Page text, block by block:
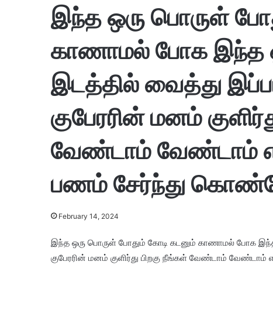
இந்த ஒரு பொருள்
காணாமல் போக இந்த
இடத்தில் வைத்து
குபேரரின் மனம்
வேண்டாம் வேண்டாம்
பணம் சேர்ந்து
February 14, 2024
இந்த ஒரு பொருள் போதும் கோடி கடனும் காணாமல் போக
குபேரரின் மனம் குளிர்து பிறகு நீங்கள் வேண்டாம்